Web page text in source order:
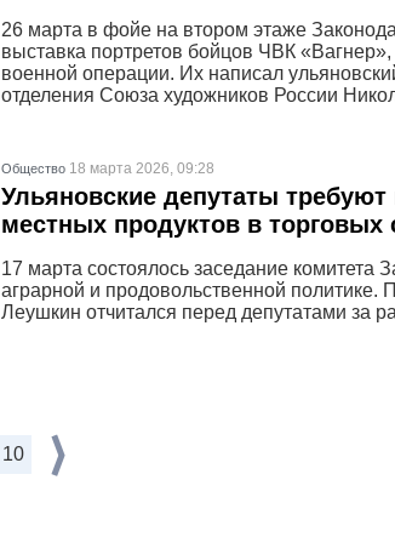
26 марта в фойе на втором этаже
выставка портретов бойцов ЧВК
военной операции. Их написал
отделения Союза художников России
Общество 18 марта 2026, 09:28
Ульяновские депутаты требуют
местных продуктов в торговых
17 марта состоялось заседание комитета
аграрной и продовольственной
Леушкин отчитался перед депутатами за
10